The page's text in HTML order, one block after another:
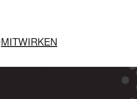
MITWIRKEN